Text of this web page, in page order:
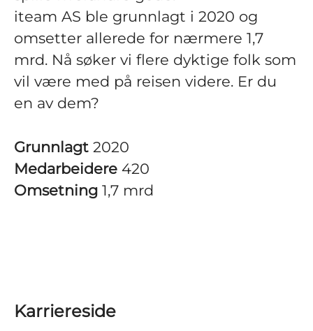
iteam AS ble grunnlagt i 2020 og
omsetter allerede for nærmere 1,7
mrd. Nå søker vi flere dyktige folk som
vil være med på reisen videre. Er du
en av dem?
Grunnlagt 2020
Medarbeidere 420
Omsetning 1,7 mrd
Karriereside